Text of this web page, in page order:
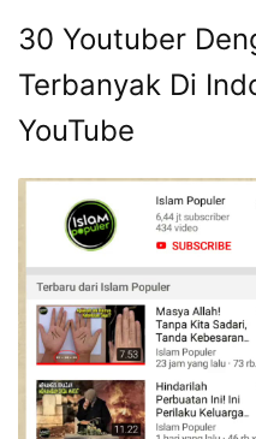
30 Youtuber
Terbanyak Di
YouTube